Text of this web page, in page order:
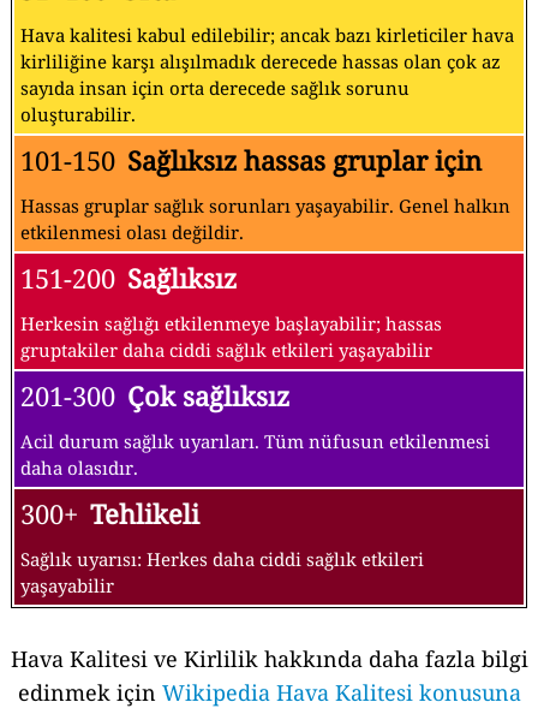
Hava kalitesi kabul edilebilir; ancak bazı kirleticiler hava
kirliliğine karşı alışılmadık derecede hassas olan çok az
sayıda insan için orta derecede sağlık sorunu
oluşturabilir.
101-150 Sağlıksız hassas gruplar için
Hassas gruplar sağlık sorunları yaşayabilir. Genel halkın
etkilenmesi olası değildir.
151-200 Sağlıksız
Herkesin sağlığı etkilenmeye başlayabilir; hassas
gruptakiler daha ciddi sağlık etkileri yaşayabilir
201-300 Çok sağlıksız
Acil durum sağlık uyarıları. Tüm nüfusun etkilenmesi
daha olasıdır.
300+ Tehlikeli
Sağlık uyarısı: Herkes daha ciddi sağlık etkileri
yaşayabilir
Hava Kalitesi ve Kirlilik hakkında daha fazla bilgi
edinmek için Wikipedia Hava Kalitesi konusuna